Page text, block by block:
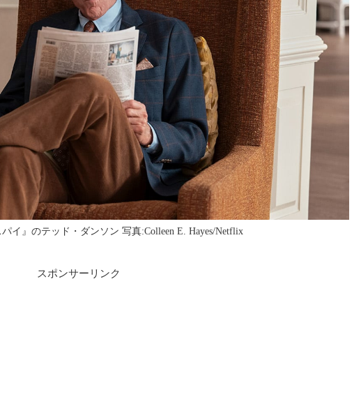
パイ』のテッド・ダンソン 写真:Colleen E. Hayes/Netflix
スポンサーリンク